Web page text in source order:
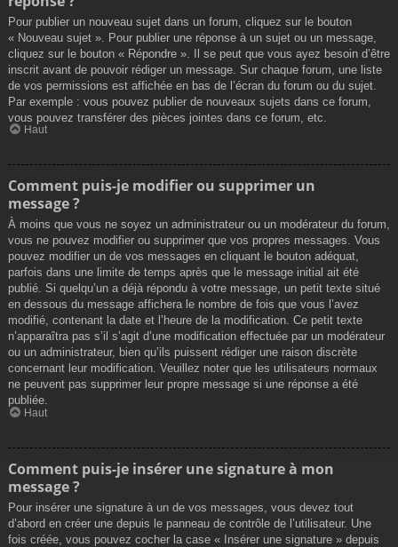
Pour publier un nouveau sujet dans un forum, cliquez sur le bouton
« Nouveau sujet ». Pour publier une réponse à un sujet ou un message,
cliquez sur le bouton « Répondre ». Il se peut que vous ayez besoin d’être
inscrit avant de pouvoir rédiger un message. Sur chaque forum, une liste
de vos permissions est affichée en bas de l’écran du forum ou du sujet.
Par exemple : vous pouvez publier de nouveaux sujets dans ce forum,
vous pouvez transférer des pièces jointes dans ce forum, etc.
Haut
Comment puis-je modifier ou supprimer un
message ?
À moins que vous ne soyez un administrateur ou un modérateur du forum,
vous ne pouvez modifier ou supprimer que vos propres messages. Vous
pouvez modifier un de vos messages en cliquant le bouton adéquat,
parfois dans une limite de temps après que le message initial ait été
publié. Si quelqu’un a déjà répondu à votre message, un petit texte situé
en dessous du message affichera le nombre de fois que vous l’avez
modifié, contenant la date et l’heure de la modification. Ce petit texte
n’apparaîtra pas s’il s’agit d’une modification effectuée par un modérateur
ou un administrateur, bien qu’ils puissent rédiger une raison discrète
concernant leur modification. Veuillez noter que les utilisateurs normaux
ne peuvent pas supprimer leur propre message si une réponse a été
publiée.
Haut
Comment puis-je insérer une signature à mon
message ?
Pour insérer une signature à un de vos messages, vous devez tout
d’abord en créer une depuis le panneau de contrôle de l’utilisateur. Une
fois créée, vous pouvez cocher la case « Insérer une signature » depuis